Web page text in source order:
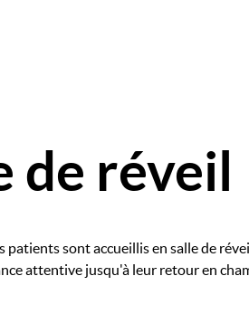
de réveil
sont accueillis en salle de
attentive jusqu'à leur retour en